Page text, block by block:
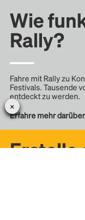
Wie
Rally?
Fahre mit Rally zu
Festivals. Tausende
entdeckt zu werden.
Erfahre mehr
Erstelle